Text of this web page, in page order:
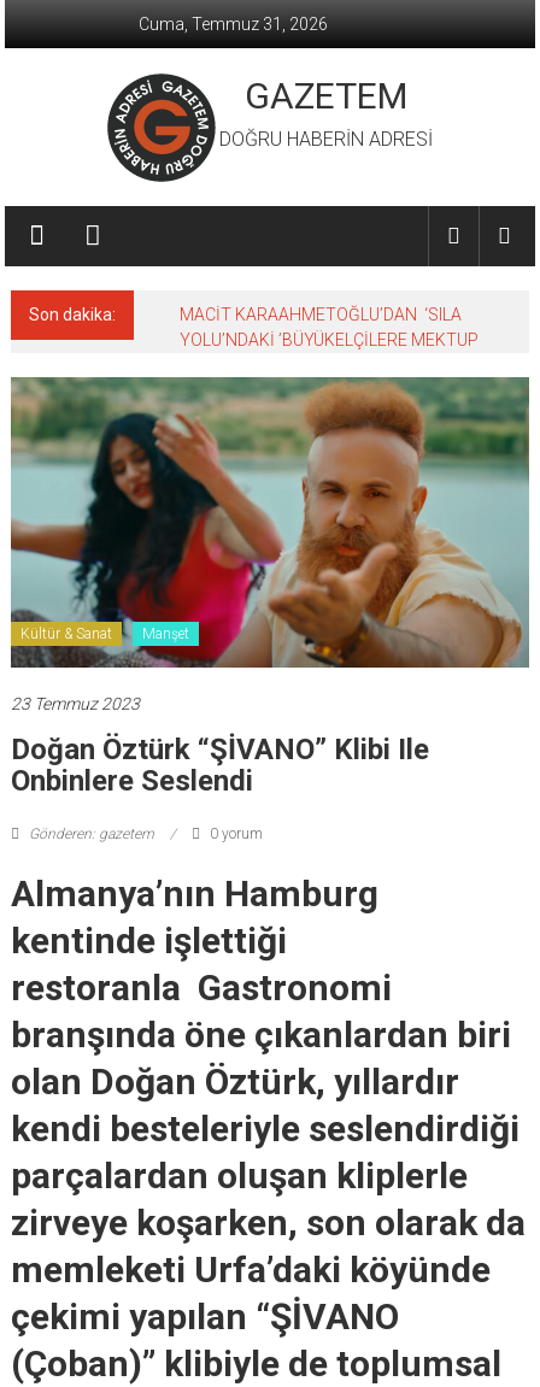
Cuma, Temmuz 31, 2026
GAZETEM
DOĞRU HABERİN ADRESİ
Son dakika:
MACİT KARAAHMETOĞLU’DAN ‘SILA
YOLU’NDAKİ ’BÜYÜKELÇİLERE MEKTUP
Kültür & Sanat Manşet
23 Temmuz 2023
Doğan Öztürk “ŞİVANO” Klibi Ile
Onbinlere Seslendi
Gönderen: gazetem 0 yorum
Almanya’nın Hamburg
kentinde işlettiği
restoranla Gastronomi
branşında öne çıkanlardan biri
olan Doğan Öztürk, yıllardır
kendi besteleriyle seslendirdiği
parçalardan oluşan kliplerle
zirveye koşarken, son olarak da
memleketi Urfa’daki köyünde
çekimi yapılan “ŞİVANO
(Çoban)” klibiyle de toplumsal